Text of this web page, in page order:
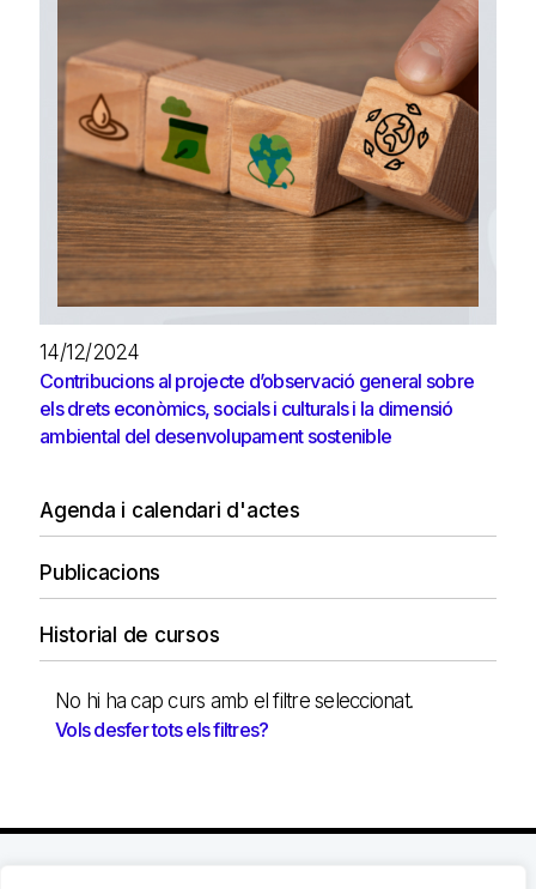
14/12/2024
Contribucions al projecte d’observació general sobre
els drets econòmics, socials i culturals i la dimensió
ambiental del desenvolupament sostenible
Agenda i calendari d'actes
Publicacions
Historial de cursos
No hi ha cap curs amb el filtre seleccionat.
Vols desfer tots els filtres?